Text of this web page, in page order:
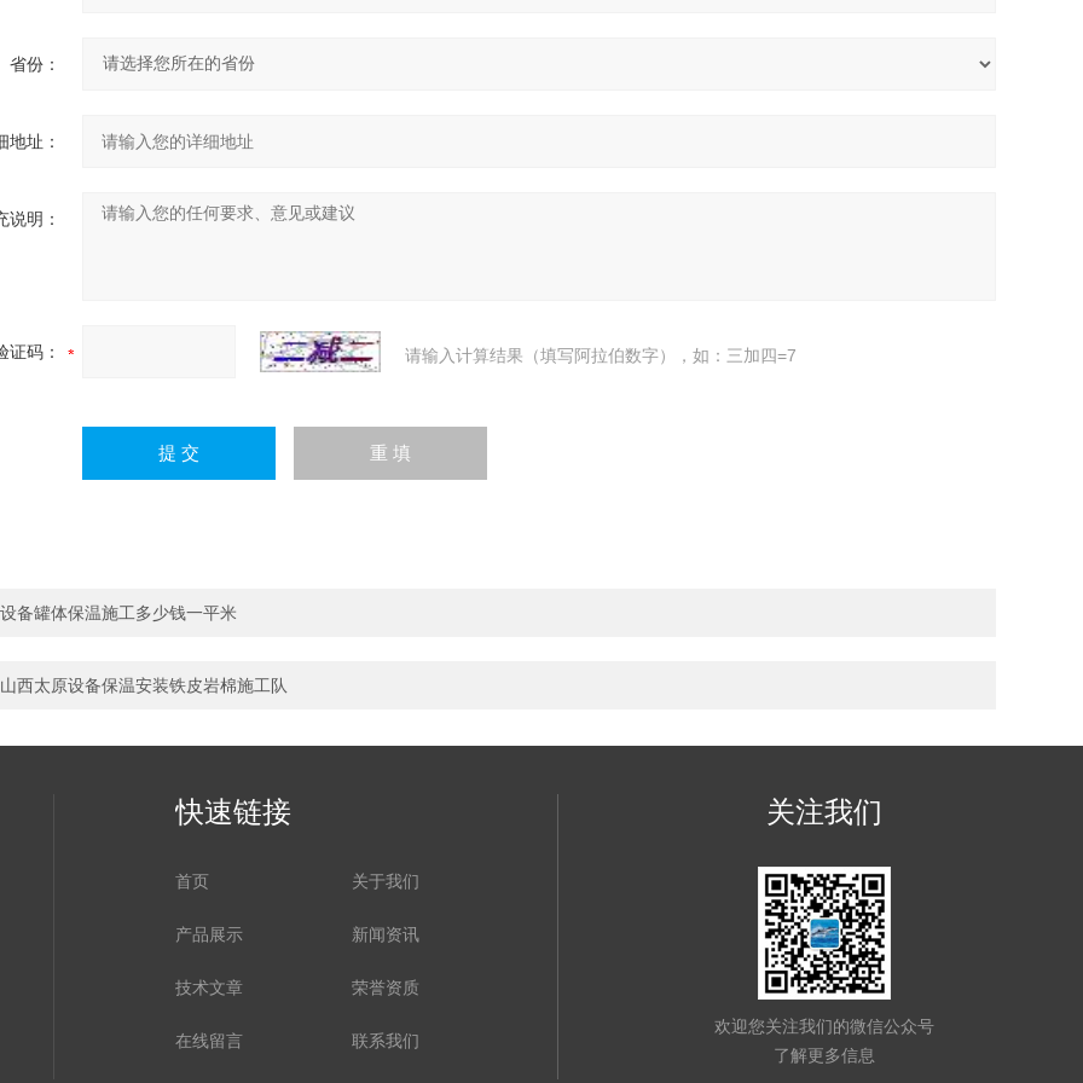
省份：
地址：
说明：
证码： 请输入计算结果（填写阿拉伯数字），如：三加四=7
设备罐体保温施工多少钱一平米
山西太原设备保温安装铁皮岩棉施工队
快速链接
首页 关于我们
产品展示 新闻资讯
技术文章 荣誉资质
在线留言 联系我们
关注我们
欢迎您关注我们的微信公众号
了解更多信息